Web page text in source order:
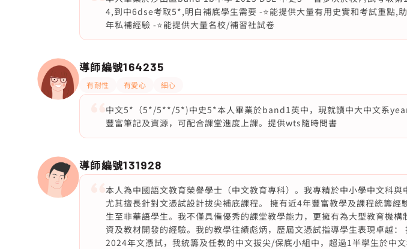
4,到中6dse考取5*,明白補底學生需要 -⭐️能提供大量有用史實和考試重點,
年私補經驗 -⭐️能提供大量名校/補習社試卷
導師編號164235
有耐性 有愛心 細心
中文5*（5*/5**/5*)中史5*本人畢業於band1英中，現就讀中大中文系
豐富筆記及資源，可配合課堂進度上課。提供wts隨時問書
導師編號131928
本人為中國語文教育榮譽學士（中文教育專科）。我專精於中小學中文科與
尤其擅長針對文憑試設計拔尖補底課程。 擁有近4年豐富教學及課程統籌經
生至非華語學生。我不僅具備優秀的課堂教學能力，更擁有為大型教育機
資及教材開發的經驗。我的教學往績彪炳，歷屆文憑試指導學生表現卓越
2024年文憑試，我統籌及任教的中文拔尖/保底小組中，超過1半學生於中